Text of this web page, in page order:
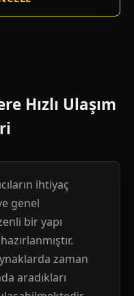
Hızlı Ulaşım
ihtiyaç
genel
bir yapı
zaman
aradıkları